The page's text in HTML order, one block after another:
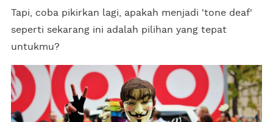
Tapi, coba pikirkan lagi, apakah menjadi 'tone deaf'
seperti sekarang ini adalah pilihan yang tepat
untukmu?